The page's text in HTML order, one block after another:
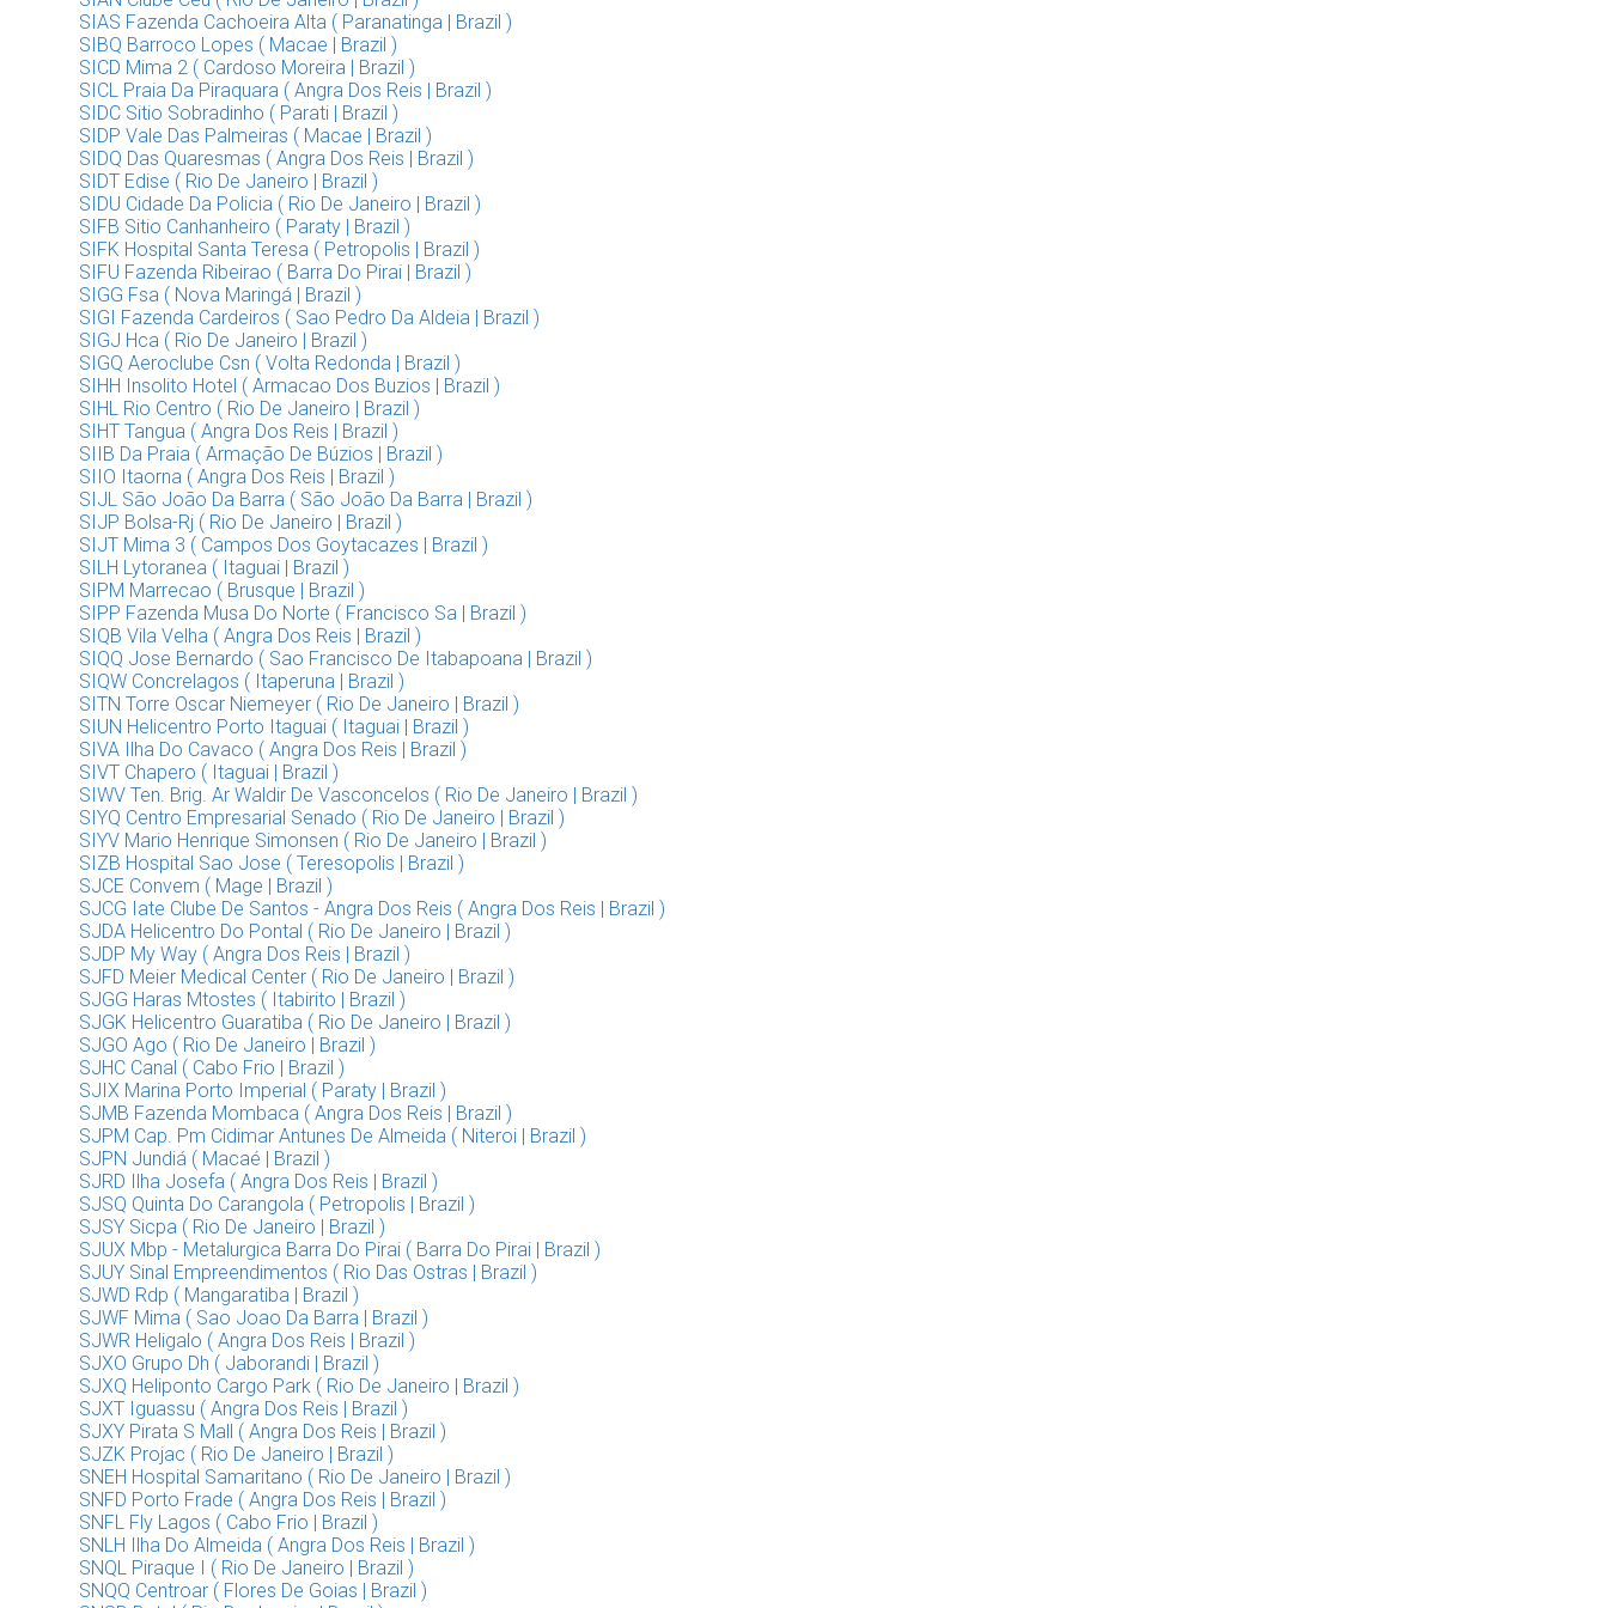
SIAS Fazenda Cachoeira Alta ( Paranatinga | Brazil )
SIBQ Barroco Lopes ( Macae | Brazil )
SICD Mima 2 ( Cardoso Moreira | Brazil )
SICL Praia Da Piraquara ( Angra Dos Reis | Brazil )
SIDC Sitio Sobradinho ( Parati | Brazil )
SIDP Vale Das Palmeiras ( Macae | Brazil )
SIDQ Das Quaresmas ( Angra Dos Reis | Brazil )
SIDT Edise ( Rio De Janeiro | Brazil )
SIDU Cidade Da Policia ( Rio De Janeiro | Brazil )
SIFB Sitio Canhanheiro ( Paraty | Brazil )
SIFK Hospital Santa Teresa ( Petropolis | Brazil )
SIFU Fazenda Ribeirao ( Barra Do Pirai | Brazil )
SIGG Fsa ( Nova Maringá | Brazil )
SIGI Fazenda Cardeiros ( Sao Pedro Da Aldeia | Brazil )
SIGJ Hca ( Rio De Janeiro | Brazil )
SIGQ Aeroclube Csn ( Volta Redonda | Brazil )
SIHH Insolito Hotel ( Armacao Dos Buzios | Brazil )
SIHL Rio Centro ( Rio De Janeiro | Brazil )
SIHT Tangua ( Angra Dos Reis | Brazil )
SIIB Da Praia ( Armação De Búzios | Brazil )
SIIO Itaorna ( Angra Dos Reis | Brazil )
SIJL São João Da Barra ( São João Da Barra | Brazil )
SIJP Bolsa-Rj ( Rio De Janeiro | Brazil )
SIJT Mima 3 ( Campos Dos Goytacazes | Brazil )
SILH Lytoranea ( Itaguai | Brazil )
SIPM Marrecao ( Brusque | Brazil )
SIPP Fazenda Musa Do Norte ( Francisco Sa | Brazil )
SIQB Vila Velha ( Angra Dos Reis | Brazil )
SIQQ Jose Bernardo ( Sao Francisco De Itabapoana | Brazil )
SIQW Concrelagos ( Itaperuna | Brazil )
SITN Torre Oscar Niemeyer ( Rio De Janeiro | Brazil )
SIUN Helicentro Porto Itaguai ( Itaguai | Brazil )
SIVA Ilha Do Cavaco ( Angra Dos Reis | Brazil )
SIVT Chapero ( Itaguai | Brazil )
SIWV Ten. Brig. Ar Waldir De Vasconcelos ( Rio De Janeiro | Brazil )
SIYQ Centro Empresarial Senado ( Rio De Janeiro | Brazil )
SIYV Mario Henrique Simonsen ( Rio De Janeiro | Brazil )
SIZB Hospital Sao Jose ( Teresopolis | Brazil )
SJCE Convem ( Mage | Brazil )
SJCG Iate Clube De Santos - Angra Dos Reis ( Angra Dos Reis | Brazil )
SJDA Helicentro Do Pontal ( Rio De Janeiro | Brazil )
SJDP My Way ( Angra Dos Reis | Brazil )
SJFD Meier Medical Center ( Rio De Janeiro | Brazil )
SJGG Haras Mtostes ( Itabirito | Brazil )
SJGK Helicentro Guaratiba ( Rio De Janeiro | Brazil )
SJGO Ago ( Rio De Janeiro | Brazil )
SJHC Canal ( Cabo Frio | Brazil )
SJIX Marina Porto Imperial ( Paraty | Brazil )
SJMB Fazenda Mombaca ( Angra Dos Reis | Brazil )
SJPM Cap. Pm Cidimar Antunes De Almeida ( Niteroi | Brazil )
SJPN Jundiá ( Macaé | Brazil )
SJRD Ilha Josefa ( Angra Dos Reis | Brazil )
SJSQ Quinta Do Carangola ( Petropolis | Brazil )
SJSY Sicpa ( Rio De Janeiro | Brazil )
SJUX Mbp - Metalurgica Barra Do Pirai ( Barra Do Pirai | Brazil )
SJUY Sinal Empreendimentos ( Rio Das Ostras | Brazil )
SJWD Rdp ( Mangaratiba | Brazil )
SJWF Mima ( Sao Joao Da Barra | Brazil )
SJWR Heligalo ( Angra Dos Reis | Brazil )
SJXO Grupo Dh ( Jaborandi | Brazil )
SJXQ Heliponto Cargo Park ( Rio De Janeiro | Brazil )
SJXT Iguassu ( Angra Dos Reis | Brazil )
SJXY Pirata S Mall ( Angra Dos Reis | Brazil )
SJZK Projac ( Rio De Janeiro | Brazil )
SNEH Hospital Samaritano ( Rio De Janeiro | Brazil )
SNFD Porto Frade ( Angra Dos Reis | Brazil )
SNFL Fly Lagos ( Cabo Frio | Brazil )
SNLH Ilha Do Almeida ( Angra Dos Reis | Brazil )
SNQL Piraque I ( Rio De Janeiro | Brazil )
SNQQ Centroar ( Flores De Goias | Brazil )